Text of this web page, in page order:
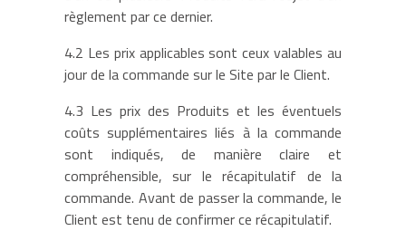
règlement par ce dernier.
4.2 Les prix applicables sont ceux valables au
jour de la commande sur le Site par le Client.
4.3 Les prix des Produits et les éventuels
coûts supplémentaires liés à la commande
sont indiqués, de manière claire et
compréhensible, sur le récapitulatif de la
commande. Avant de passer la commande, le
Client est tenu de confirmer ce récapitulatif.